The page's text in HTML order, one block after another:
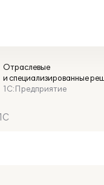
Отраслевые
и специализированные
1С:Предприятие